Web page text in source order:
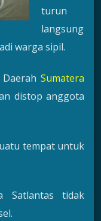
turun
langsung
warga sipil.
Sumatera
distop anggota
tempat untuk
Satlantas tidak